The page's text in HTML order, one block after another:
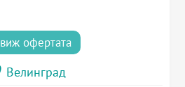
виж офертата
Велинград